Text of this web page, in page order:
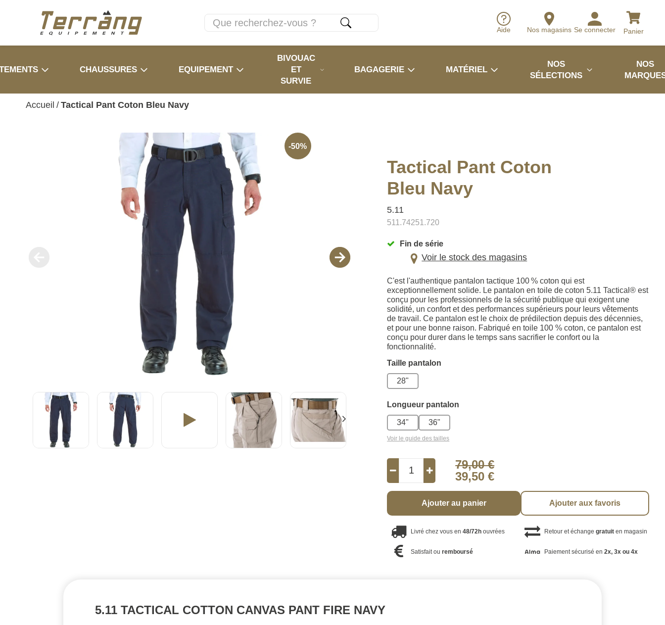
Aide Nos magasins Se connecter Panier
CHAUSSURES EQUIPEMENT
BIVOUAC
ET
SURVIE
BAGAGERIE MATÉRIEL
NOS
SÉLECTIONS
NOS
Accueil / Tactical Pant Coton Bleu Navy
-50%
Tactical Pant Coton
Bleu Navy
5.11
511.74251.720
Fin de série
Voir le stock des magasins
C'est l'authentique pantalon tactique 100 % coton qui est
exceptionnellement solide. Le pantalon en toile de coton 5.11 Tactical® est
conçu pour les professionnels de la sécurité publique qui exigent une
solidité, un confort et des performances supérieurs pour leurs vêtements
de travail. Ce pantalon est le choix de prédilection depuis des décennies,
et pour une bonne raison. Fabriqué en toile 100 % coton, ce pantalon est
conçu pour durer dans le temps sans sacrifier le confort ou la
fonctionnalité.
Taille pantalon
28"
Longueur pantalon
34" 36"
Voir le guide des tailles
79,00 €
39,50 €
Ajouter au panier Ajouter aux favoris
Livré chez vous en48/72h ouvrées Retour et échange gratuiten magasin
Satisfait ouremboursé Paiement sécurisé en 2x, 3x ou 4x
5.11 TACTICAL COTTON CANVAS PANT FIRE NAVY